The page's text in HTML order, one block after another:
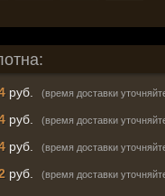
руб. (время доставки
руб. (время доставки
руб. (время доставки
руб. (время доставки